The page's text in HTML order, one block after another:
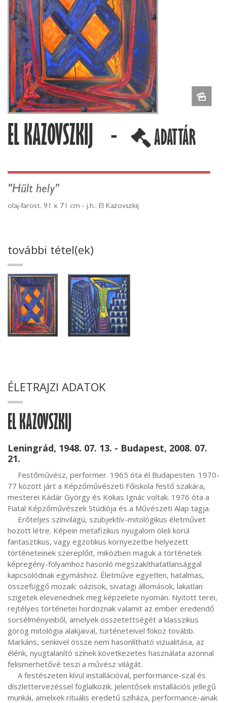
EL KAZOVSZKIJ - ADATTÁR
"Hűlt hely"
olaj-farost, 91 x 71 cm - j.h.: El Kazovszkij
további tétel(ek)
ÉLETRAJZI ADATOK
EL KAZOVSZKIJ
Leningrád, 1948. 07. 13. - Budapest, 2008. 07.
21.
77 között járt a Képzőművészeti Főiskola festő szakára,
mesterei Kádár György és Kokas Ignác voltak. 1976 óta a
Fiatal Képzőművészek Stúdiója és a Művészeti Alap tagja.
hozott létre. Képein metafizikus nyugalom öleli körül
fantasztikus, vagy egzotikus környezetbe helyezett
történeteinek szereplőit, miközben maguk a történetek
képregény-folyamhoz hasonló megszakíthatatlansággal
kapcsolódnak egymáshoz. Életműve egyetlen, hatalmas,
összefüggő mozaik: oázisok, sivatagi állomások, lakatlan
szigetek elevenednek meg képzelete nyomán. Nyitott terei,
rejtélyes történetei hordoznak valamit az ember eredendő
sorsélményeiből, amelyek összetettségét a klasszikus
görög mitológia alakjaival, türténeteivel fokoz tovább.
Markáns, senkivel össze nem hasonlítható vizualitása, az
élénk, nyugtalanító színek következetes használata azonnal
felismerhetővé teszi a művész világát.
díszlettervezéssel foglalkozik. Jelentősek installációs jellegű
munkái, amelxek rituális eredetű szíháza, performance-ainak